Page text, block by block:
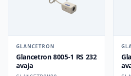
GLANCETRON
Glancetron 8005-1 RS 232
avaja